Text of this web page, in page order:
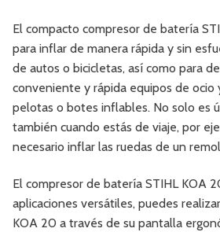
El compacto compresor de batería
para inflar de manera rápida y sin
de autos o bicicletas, así como para
conveniente y rápida equipos de ocio
pelotas o botes inflables. No solo es
también cuando estás de viaje, por
necesario inflar las ruedas de un
El compresor de batería STIHL KOA
aplicaciones versátiles, puedes
KOA 20 a través de su pantalla